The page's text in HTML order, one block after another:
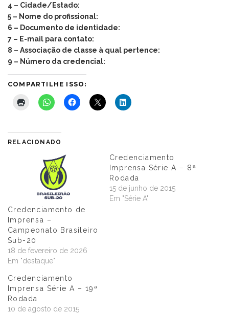
4 – Cidade/Estado:
5 – Nome do profissional:
6 – Documento de identidade:
7 – E-mail para contato:
8 – Associação de classe à qual pertence:
9 – Número da credencial:
COMPARTILHE ISSO:
RELACIONADO
Credenciamento de
Imprensa –
Campeonato Brasileiro
Sub-20
18 de fevereiro de 2026
Em "destaque"
Credenciamento
Imprensa Série A – 8ª
Rodada
15 de junho de 2015
Em "Série A"
Credenciamento
Imprensa Série A – 19ª
Rodada
10 de agosto de 2015